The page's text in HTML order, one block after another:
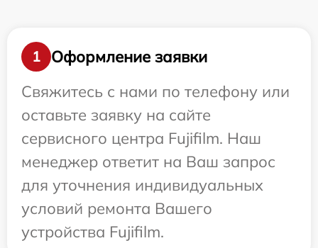
1
Оформление заявки
Свяжитесь с нами по телефону или
оставьте заявку на сайте
сервисного центра Fujifilm. Наш
менеджер ответит на Ваш запрос
для уточнения индивидуальных
условий ремонта Вашего
устройства Fujifilm.